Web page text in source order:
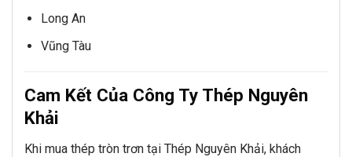
Long An
Vũng Tàu
Cam Kết Của Công Ty Thép Nguyên
Khải
Khi mua thép tròn trơn tại Thép Nguyên Khải, khách